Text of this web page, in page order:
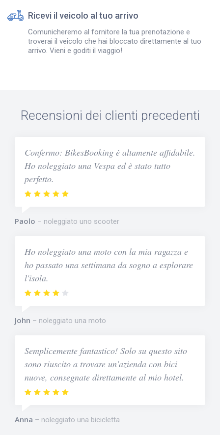
Ricevi il veicolo al tuo arrivo
Comunicheremo al fornitore la tua prenotazione e
troverai il veicolo che hai bloccato direttamente al tuo
arrivo. Vieni e goditi il viaggio!
Recensioni dei clienti precedenti
Confermo: BikesBooking è altamente affidabile.
Ho noleggiato una Vespa ed è stato tutto
perfetto.
Paolo noleggiato uno scooter
Ho noleggiato una moto con la mia ragazza e
ho passato una settimana da sogno a esplorare
l'isola.
John noleggiato una moto
Semplicemente fantastico! Solo su questo sito
sono riuscito a trovare un'azienda con bici
nuove, consegnate direttamente al mio hotel.
Anna noleggiato una bicicletta